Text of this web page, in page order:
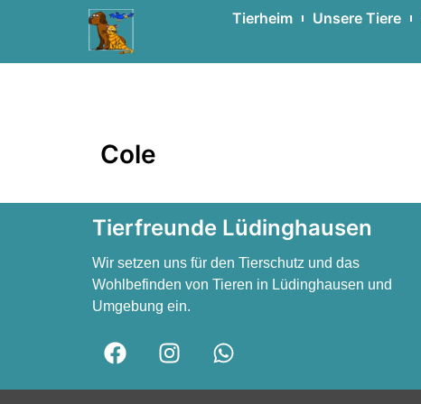
Tierheim Unsere Tiere
Cole
Tierfreunde Lüdinghausen
Wir setzen uns für den Tierschutz und das
Wohlbefinden von Tieren in Lüdinghausen und
Umgebung ein.